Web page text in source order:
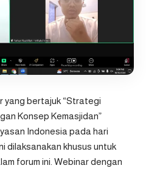
yang bertajuk “Strategi
Konsep Kemasjidan”
Indonesia pada hari
dilaksanakan khusus untuk
forum ini. Webinar dengan